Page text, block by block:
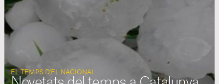
EL TEMPS D'EL NACIONAL